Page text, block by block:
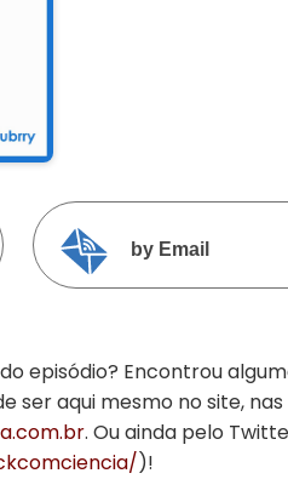
by Email
episódio? Encontrou
ser aqui mesmo no site,
. Ou ainda pelo
)!